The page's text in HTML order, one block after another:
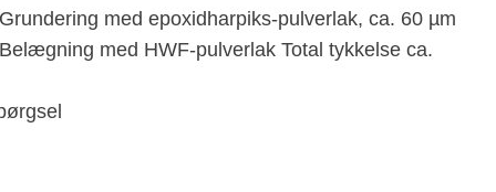
med epoxidharpiks-pulverlak, ca. 60 µm
med HWF-pulverlak Total tykkelse ca.